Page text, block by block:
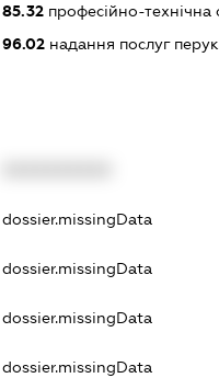
85.32професійно-технічна
96.02надання послуг
dossier.missingData
dossier.missingData
dossier.missingData
dossier.missingData